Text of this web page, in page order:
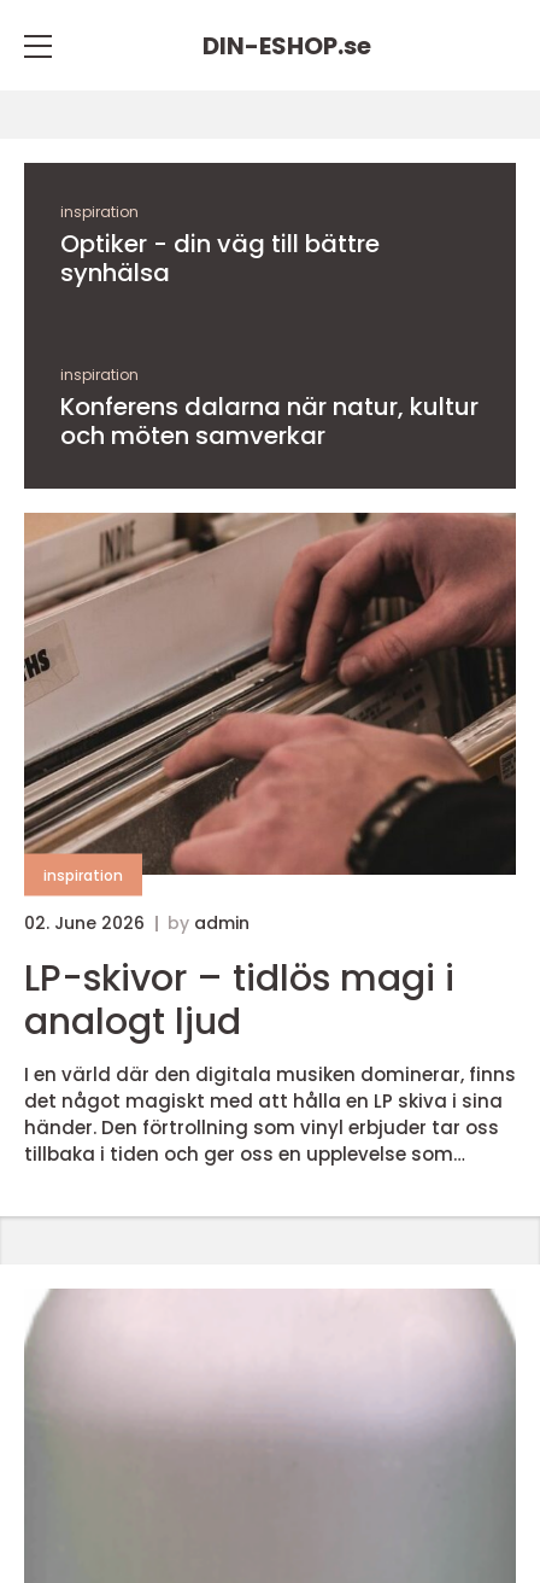
DIN-ESHOP.se
inspiration
Optiker - din väg till bättre
synhälsa
inspiration
Konferens dalarna när natur, kultur
och möten samverkar
inspiration
02. June 2026 by admin
LP-skivor – tidlös magi i
analogt ljud
I en värld där den digitala musiken dominerar, finns
det något magiskt med att hålla en LP skiva i sina
händer. Den förtrollning som vinyl erbjuder tar oss
tillbaka i tiden och ger oss en upplevelse som